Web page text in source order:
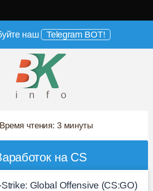
наш Telegram BOT!
чтения: 3 минуты
на CS
Global Offensive (CS:GO)